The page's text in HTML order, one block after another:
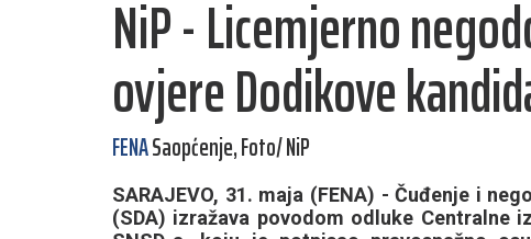
NiP - Licemjerno
ovjere Dodikove
FENASaopćenje, Foto/ NiP
SARAJEVO, 31. maja (FENA) - Čuđenje i
(SDA) izražava povodom odluke Centralne